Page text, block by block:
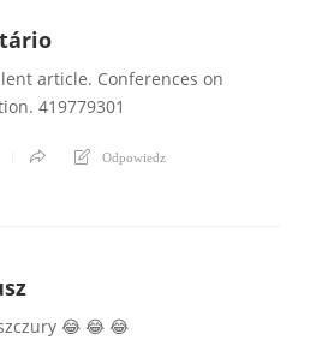
article. Conferences on
419779301
Odpowiedz
😂 😂 😂